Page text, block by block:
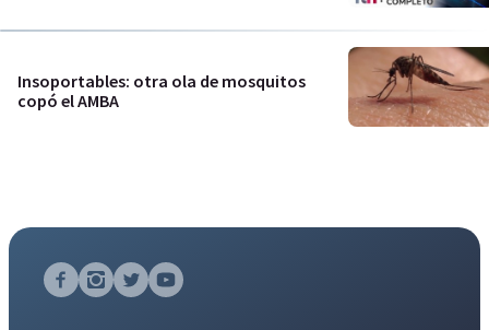
Insoportables: otra ola de mosquitos
copó el AMBA